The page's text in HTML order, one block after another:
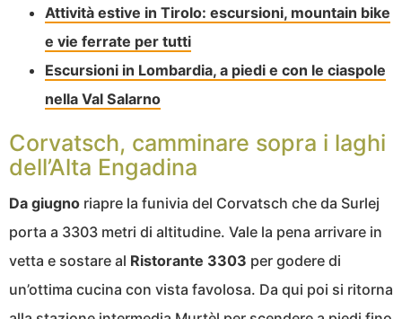
Attività estive in Tirolo: escursioni, mountain bike
e vie ferrate per tutti
Escursioni in Lombardia, a piedi e con le ciaspole
nella Val Salarno
Corvatsch, camminare sopra i laghi
dell’Alta Engadina
Da giugno riapre la funivia del Corvatsch che da Surlej
porta a 3303 metri di altitudine. Vale la pena arrivare in
vetta e sostare al Ristorante 3303 per godere di
un’ottima cucina con vista favolosa. Da qui poi si ritorna